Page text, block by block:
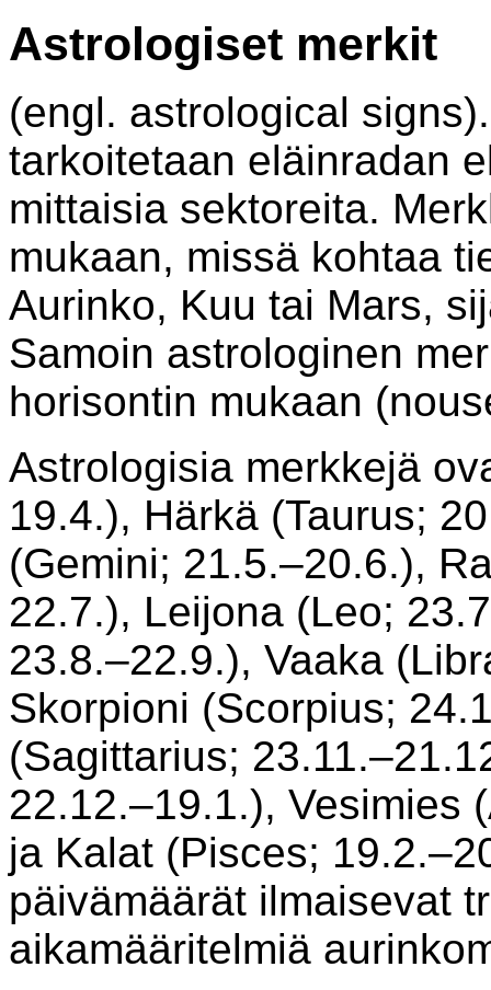
Astrologiset merkit
(engl. astrological
tarkoitetaan eläinradan
mittaisia sektoreita.
mukaan, missä kohtaa
Aurinko, Kuu tai Mars,
Samoin astrologinen
horisontin mukaan
Astrologisia merkkejä
19.4.), Härkä (Taurus;
(Gemini; 21.5.–20.6.),
22.7.), Leijona (Leo;
23.8.–22.9.), Vaaka
Skorpioni (Scorpius;
(Sagittarius;
22.12.–19.1.), Vesimies
ja Kalat (Pisces;
päivämäärät ilmaisevat
aikamääritelmiä